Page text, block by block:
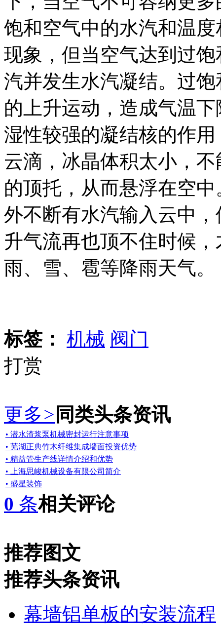
饱和空气中的水汽和温
现象，但当空气达到过
汽并发生水汽凝结。过
的上升运动，造成气温
湿性较强的凝结核的作
云滴，冰晶体积太小，
的顶托，从而悬浮在空
外不断有水汽输入云中
升气流再也顶不住时候
雨、雪、雹等降雨天气。
标签： 机械 阀门
打赏
更多> 同类头条资讯
• 潜水渣浆泵机械密封运行注意事项
• 芜湖正典竹木纤维集成墙面投资优势
• 精益管生产线详情介绍和优势
• 上海思峻机械设备有限公司简介
• 盛星装饰
0 条相关评论
推荐图文
推荐头条资讯
幕墙铝单板的安装流程